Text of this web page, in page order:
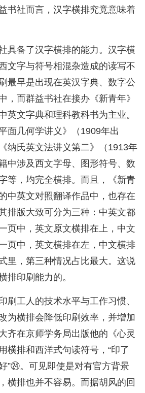
书社而言，汉字横排究竟意味着
具备了汉字横排的能力。汉字横
文字与符号相混杂造成的读写不
最早是出现在英汉字典、数字公
，而群益书社在接办《新青年》
英文字典和理科教科书为主业。
面几何学讲义》（1909年出
纳氏英文法讲义第二》（1913年
中涉及西文字母、图形符号、数
等，均完全横排。而且，《新青
中英文对照翻译作品中，也存在
排版大致可分为三种：中英文都
页中，英文原文横排在上，中文
页中，英文横排在左，中文横排
里，第三种情况占比最大。这说
排印刷能力的。
刷工人的技术水平与工作习惯、
为横排会降低印刷效率，并增加
齐在京师学务局出版他的《心灵
横排和西洋式句读符号，“印了
”㉔。可见即使是对有官方背景
横排也并不容易。而据胡风的回